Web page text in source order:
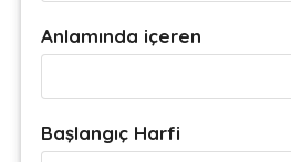
Anlamında içeren
Başlangıç Harfi